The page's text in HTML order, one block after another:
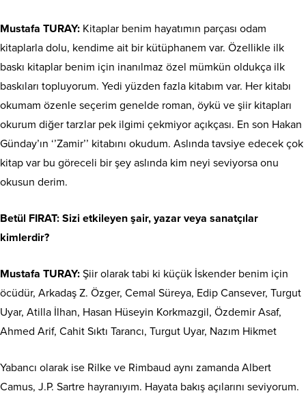
Mustafa TURAY: Kitaplar benim hayatımın parçası odam
kitaplarla dolu, kendime ait bir kütüphanem var. Özellikle ilk
baskı kitaplar benim için inanılmaz özel mümkün oldukça ilk
baskıları topluyorum. Yedi yüzden fazla kitabım var. Her kitabı
okumam özenle seçerim genelde roman, öykü ve şiir kitapları
okurum diğer tarzlar pek ilgimi çekmiyor açıkçası. En son Hakan
Günday’ın ‘’Zamir’’ kitabını okudum. Aslında tavsiye edecek çok
kitap var bu göreceli bir şey aslında kim neyi seviyorsa onu
okusun derim.
Betül FIRAT: Sizi etkileyen şair, yazar veya sanatçılar
kimlerdir?
Mustafa TURAY: Şiir olarak tabi ki küçük İskender benim için
öcüdür, Arkadaş Z. Özger, Cemal Süreya, Edip Cansever, Turgut
Uyar, Atilla İlhan, Hasan Hüseyin Korkmazgil, Özdemir Asaf,
Ahmed Arif, Cahit Sıktı Tarancı, Turgut Uyar, Nazım Hikmet
Yabancı olarak ise Rilke ve Rimbaud aynı zamanda Albert
Camus, J.P. Sartre hayranıyım. Hayata bakış açılarını seviyorum.